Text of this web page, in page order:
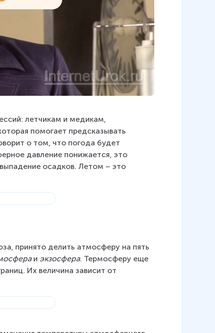
летчикам и медикам,
помогает предсказывать
о том, что погода будет
давление понижается, это
осадков. Летом – это
принято делить атмосферу на пять
и экзосфера. Термосферу еще
Их величина зависит от